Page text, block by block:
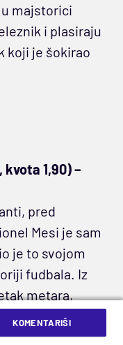
majstorici
i plasiraju
koji je šokirao
kvota 1,90) –
pred
Mesi je sam
je to svojom
fudbala. Iz
metara,
put i poslao
KOMENTARIŠI